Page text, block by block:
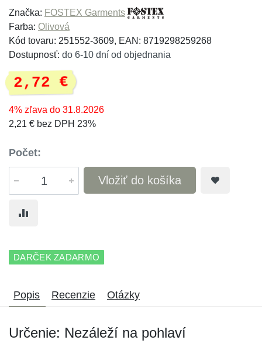
Značka: FOSTEX Garments
Farba: Olivová
Kód tovaru: 251552-3609, EAN: 8719298259268
Dostupnosť: do 6-10 dní od objednania
2,72 €
4% zľava do 31.8.2026
2,21 € bez DPH 23%
Počet:
Vložiť do košíka
DARČEK ZADARMO
Popis Recenzie Otázky
Určenie: Nezáleží na pohlaví